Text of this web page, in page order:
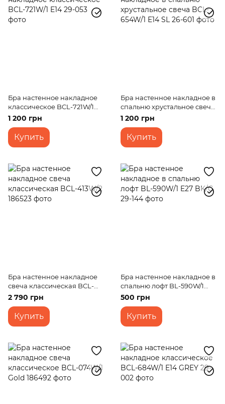
Бра настенное накладное
классическое BCL-721W/1
E14
1 200 грн
Купить
Бра настенное накладное в
спальню хрустальное свеча
BCL-654W/1 E14 SL
1 200 грн
Купить
Бра настенное накладное
свеча классическая BCL-
413W/2
2 790 грн
Купить
Бра настенное накладное в
спальню лофт BL-590W/1
E27 BK/G
500 грн
Купить